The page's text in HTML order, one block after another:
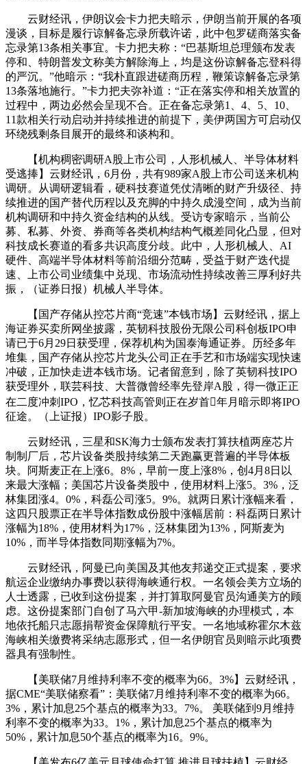
云财经讯，伊朗议会卡力把夫暗示，伊朗当前开展的各项
漫谈，目标是履行谅解备忘录所载许诺，此中包罗磋商落实备
忘录第13条相关事宜。卡力把夫称：“巴基斯坦总理颁布发表
停和、特朗普发文称美方解除海上，均是这份谅解备忘登科得
的严沉。”他暗示：“我朴直跟进磋商历程，鞭策谅解备忘录第
13条落地施行。”卡力把夫弥补道：“正在落实停和相关放置的
过程中，两边必然会呈现不合。正在备忘录第1、4、5、10、
11款相关行动启动并持续推进的前提下，美伊两国方可启动仅
环绕残剩条目展开的最终和谈构和。
【机构稠密调研A股上市公司，人形机械人、半导体材料
受逃捧】云财经讯，6月份，共有989家A股上市公司送来机构
调研。从调研逻辑看，硬科技赛道凭仗清晰的财产升级径、持
续推进的国产替代历程以及充脚的中持久成漫空间，成为当前
机构调研和中持久资金结构的从线。受访专家暗示，当前公
募、私募、外资、券商等各类机构结构气概差同化凸显，但对
科技成长赛道的看多共识高度分歧。此中，人形机械人、AI
硬件、高端半导体材料等前沿细分范畴，受益于财产迭代提
速、上市公司业绩集中兑现、市场流动性持续改善三厚利好共
振，（证券日报）机械人半导体。
【国产存储从控芯片商“竞速”本钱市场】云财经讯，据上
海证券买卖所网坐披露，英韧科技股份无限公司科创板IPO申
请已于6月29日获受理，保荐机构为国泰海通证券。历经多年
堆集，国产存储从控芯片龙头公司正在手艺和市场端实现快速
冲破，正加快走进本钱市场。记者留意到，除了英韧科技IPO
获受理外，联芸科技、大普微曾经率先登岸A股，得一微正正
在二度冲刺IPO，忆芯科技高管则正在岁首年月暗示即将IPO
征途。（上证报）IPO影子股。
云财经讯，三星和SK海力士颁布发表打算扶植两座芯片
制制厂后，芯片设备类股持续第二天跑赢更普遍的半导体板
块。阿斯麦正在上涨6。8%，早前一度上涨8%，创4月8日以
来最大涨幅；美国芯片设备类股中，使用材料上涨5。3%，泛
林集团涨4。0%，科磊公司涨5。9%。就两日累计涨幅来看，
这四只股票正在半导体指数成份股中涨幅居前：科磊两日累计
涨幅为18%，使用材料为17%，泛林集团为13%，阿斯麦为
10%，而半导体指数同期涨幅为7%。
云财经讯，阿曼已向美国及其他友邦递交正式提案，要求
航运企业缴纳办事费以获得海峡通行权。一名领会美方立场的
人士透露，已收到这份提案，并打算取阿曼官员沟通美方的顾
虑。这份提案部门自创了马六甲-新加坡海峡的办理模式，本
地依托船只志愿捐帮资金保障航行平安。一名地域称霍尔木兹
海峡相关缴费将采纳志愿形式，但一名伊朗官员则暗示此项费
器具有强制性。
【美联储7月维持利率不变的概率为66。3%】云财经讯，
据CME“美联储察看”：美联储7月维持利率不变的概率为66。
3%，累计加息25个基点的概率为33。7%。 美联储到9月维持
利率不变的概率为33。1%，累计加息25个基点的概率为
50%，累计加息50个基点的概率为16。9%。